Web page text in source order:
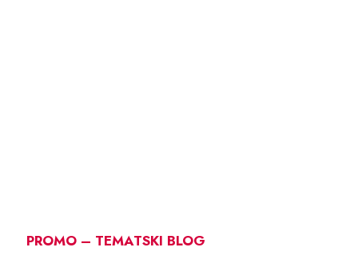
PROMO – TEMATSKI BLOG